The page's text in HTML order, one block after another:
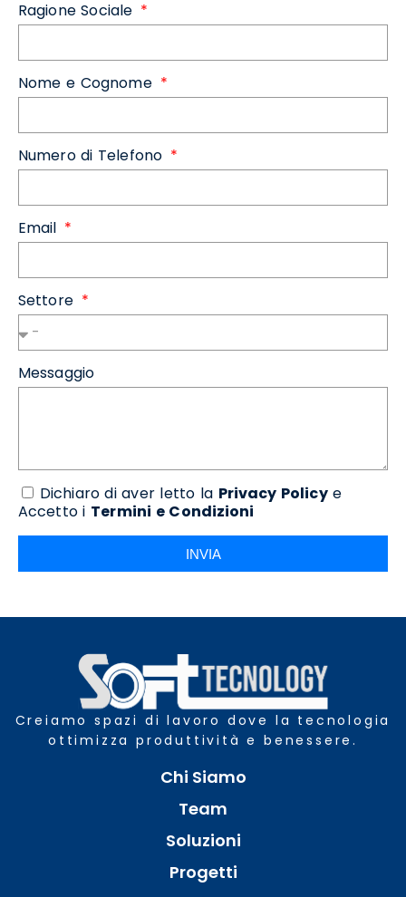
Ragione Sociale
Nome e Cognome
Numero di Telefono
Email
Settore
Messaggio
Dichiaro di aver letto la Privacy Policye
Accetto i Termini e Condizioni
INVIA
Creiamo spazi di lavoro dove la tecnologia
ottimizza produttività e benessere.
Chi Siamo
Team
Soluzioni
Progetti